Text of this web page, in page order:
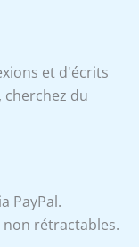
et d'écrits
cherchez du
PayPal.
rétractables.